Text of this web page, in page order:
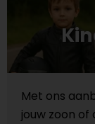
Met ons
jouw zoon